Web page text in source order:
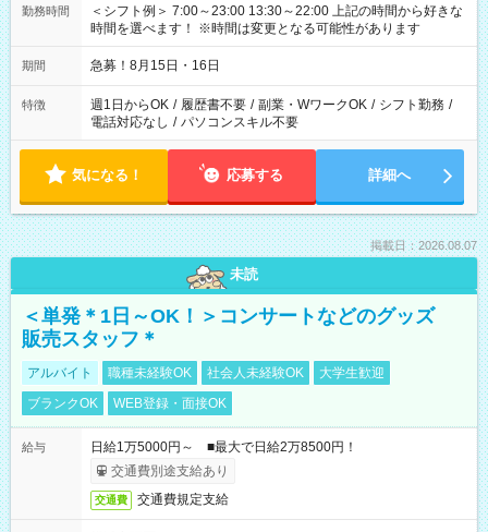
勤務時間
＜シフト例＞ 7:00～23:00 13:30～22:00 上記の時間から好きな
時間を選べます！ ※時間は変更となる可能性があります
期間 急募！8月15日・16日
特徴 週1日からOK / 履歴書不要 / 副業・WワークOK / シフト勤務 /
電話対応なし / パソコンスキル不要
気になる！ 応募する 詳細へ
掲載日：2026.08.07
未読
＜単発＊1日～OK！＞コンサートなどのグッズ
販売スタッフ＊
アルバイト 職種未経験OK 社会人未経験OK
大学生歓迎
ブランクOK
WEB登録・面接OK
給与
日給1万5000円～ ■最大で日給2万8500円！
交通費別途支給あり
交通費 交通費規定支給